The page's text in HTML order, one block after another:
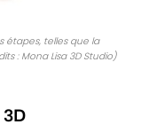
étapes, telles que la
: Mona Lisa 3D Studio)